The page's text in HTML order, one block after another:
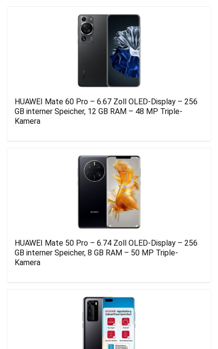
HUAWEI Mate 60 Pro – 6.67 Zoll OLED-Display – 256
GB interner Speicher, 12 GB RAM – 48 MP Triple-
Kamera
HUAWEI Mate 50 Pro – 6.74 Zoll OLED-Display – 256
GB interner Speicher, 8 GB RAM – 50 MP Triple-
Kamera